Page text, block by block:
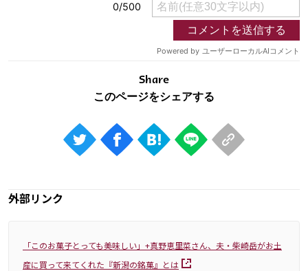
Share
外部リンク
「このお菓子とっても美味しい」+真野恵里菜さん、夫・柴崎岳がお土
産に買って来てくれた『新潟の銘菓』とは